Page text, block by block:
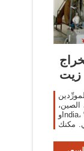
زيت
عباد
وIndia، وكوريا الجنوبية ، والتي توفر 91%، و3%، و1%
مكنك